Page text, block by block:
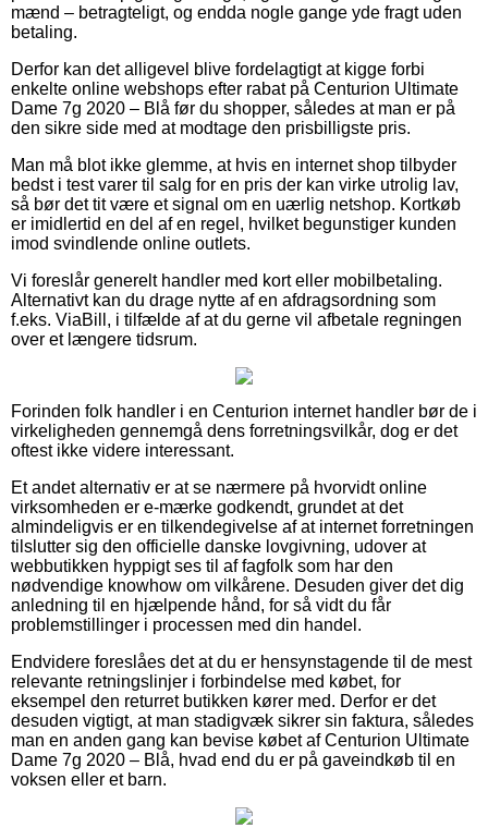
mænd – betragteligt, og endda nogle gange yde fragt uden
betaling.
Derfor kan det alligevel blive fordelagtigt at kigge forbi
enkelte online webshops efter rabat på Centurion Ultimate
Dame 7g 2020 – Blå før du shopper, således at man er på
den sikre side med at modtage den prisbilligste pris.
Man må blot ikke glemme, at hvis en internet shop tilbyder
bedst i test varer til salg for en pris der kan virke utrolig lav,
så bør det tit være et signal om en uærlig netshop. Kortkøb
er imidlertid en del af en regel, hvilket begunstiger kunden
imod svindlende online outlets.
Vi foreslår generelt handler med kort eller mobilbetaling.
Alternativt kan du drage nytte af en afdragsordning som
f.eks. ViaBill, i tilfælde af at du gerne vil afbetale regningen
over et længere tidsrum.
Forinden folk handler i en Centurion internet handler bør de i
virkeligheden gennemgå dens forretningsvilkår, dog er det
oftest ikke videre interessant.
Et andet alternativ er at se nærmere på hvorvidt online
virksomheden er e-mærke godkendt, grundet at det
almindeligvis er en tilkendegivelse af at internet forretningen
tilslutter sig den officielle danske lovgivning, udover at
webbutikken hyppigt ses til af fagfolk som har den
nødvendige knowhow om vilkårene. Desuden giver det dig
anledning til en hjælpende hånd, for så vidt du får
problemstillinger i processen med din handel.
Endvidere foreslåes det at du er hensynstagende til de mest
relevante retningslinjer i forbindelse med købet, for
eksempel den returret butikken kører med. Derfor er det
desuden vigtigt, at man stadigvæk sikrer sin faktura, således
man en anden gang kan bevise købet af Centurion Ultimate
Dame 7g 2020 – Blå, hvad end du er på gaveindkøb til en
voksen eller et barn.